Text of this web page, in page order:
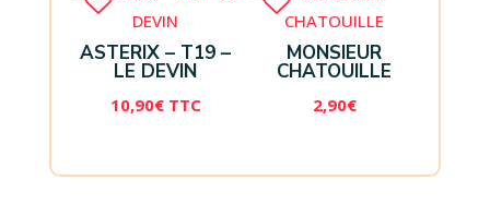
ASTERIX – T19 –
LE DEVIN
10,90€ TTC
MONSIEUR
CHATOUILLE
2,90€